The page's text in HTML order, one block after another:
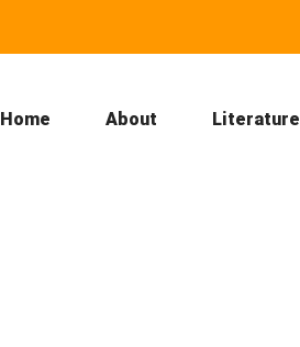
Home About Literature